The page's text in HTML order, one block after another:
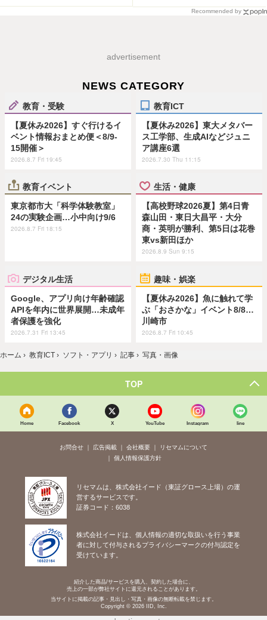
Recommended by
advertisement
NEWS CATEGORY
教育・受験
【夏休み2026】すぐ行けるイ
ベント情報おまとめ便＜8/9-
15開催＞
2026.8.7 Fri 19:45
教育ICT
【夏休み2026】東大メタバー
ス工学部、生成AIなどジュニ
ア講座6選
2026.7.30 Thu 11:15
教育イベント
東京都市大「科学体験教室」
24の実験企画…小中向け9/6
2026.8.7 Fri 18:15
生活・健康
【高校野球2026夏】第4日青
森山田・東日大昌平・大分
商・英明が勝利、第5日は花巻
東vs新田ほか
2026.8.9 Sun 9:15
デジタル生活
Google、アプリ向け年齢確認
APIを年内に世界展開…未成年
者保護を強化
2026.7.31 Fri 13:45
趣味・娯楽
【夏休み2026】魚に触れて学
ぶ「おさかな」イベント8/8…
川崎市
2026.8.7 Fri 10:45
ホーム › 教育ICT › ソフト・アプリ › 記事 › 写真・画像
TOP
Home Facebook X YouTube Instagram line
お問合せ 広告掲載 会社概要
リセマムについて
個人情報保護方針
リセマムは、株式会社イード（東証グロース上場）の運
営するサービスです。
証券コード：6038
株式会社イードは、個人情報の適切な取扱いを行う事業
者に対して付与されるプライバシーマークの付与認定を
受けています。
紹介した商品/サービスを購入、契約した場合に、
売上の一部が弊社サイトに還元されることがあります。
当サイトに掲載の記事・見出し・写真・画像の無断転載を禁じます。
Copyright © 2026 IID, Inc.